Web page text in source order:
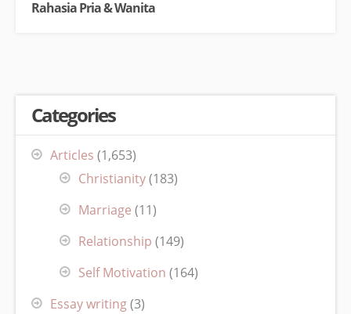
Rahasia Pria & Wanita
Categories
Articles (1,653)
Christianity(183)
Marriage (11)
Relationship (149)
Self Motivation (164)
Essay writing(3)